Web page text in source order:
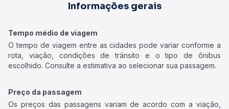
Informações gerais
Tempo médio de viagem
O tempo de viagem entre as cidades pode variar conforme a
rota, viação, condições de trânsito e o tipo de ônibus
escolhido. Consulte a estimativa ao selecionar sua passagem.
Preço da passagem
Os preços das passagens variam de acordo com a viação,